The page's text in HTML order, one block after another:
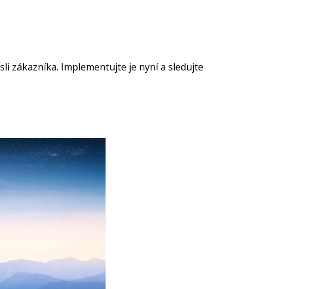
zákazníka. Implementujte je nyní a sledujte